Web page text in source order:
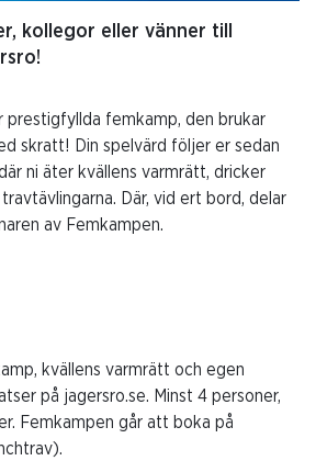
kollegor eller vänner till
prestigfyllda femkamp, den brukar
skratt! Din spelvärd följer er sedan
ni äter kvällens varmrätt, dricker
Där, vid ert bord, delar
av Femkampen.
kvällens varmrätt och egen
på jagersro.se. Minst 4 personer,
Femkampen går att boka på